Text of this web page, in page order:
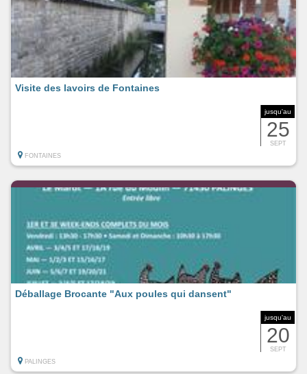
jusqu'au
25
SEPT
Visite des lavoirs de Fontaines
FONTAINES
jusqu'au
20
SEPT
Déballage Brocante "Aux poules qui dansent"
PALINGES